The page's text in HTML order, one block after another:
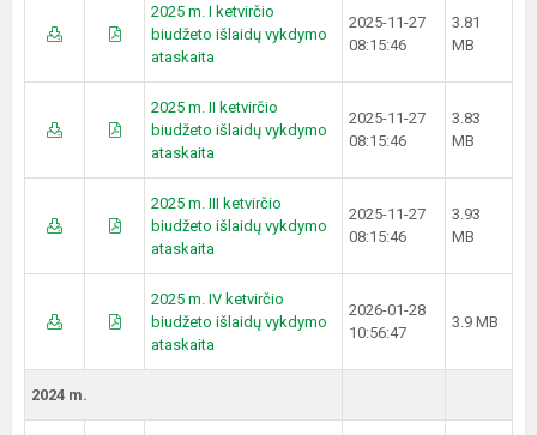
2025 m. I ketvirčio
biudžeto išlaidų vykdymo
ataskaita
2025-11-27
08:15:46
3.81
MB
2025 m. II ketvirčio
biudžeto išlaidų vykdymo
ataskaita
2025-11-27
08:15:46
3.83
MB
2025 m. III ketvirčio
biudžeto išlaidų vykdymo
ataskaita
2025-11-27
08:15:46
3.93
MB
2025 m. IV ketvirčio
biudžeto išlaidų vykdymo
ataskaita
2026-01-28
10:56:47
3.9 MB
2024 m.